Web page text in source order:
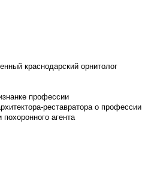
краснодарский орнитолог
профессии
реставратора о профессии
агента